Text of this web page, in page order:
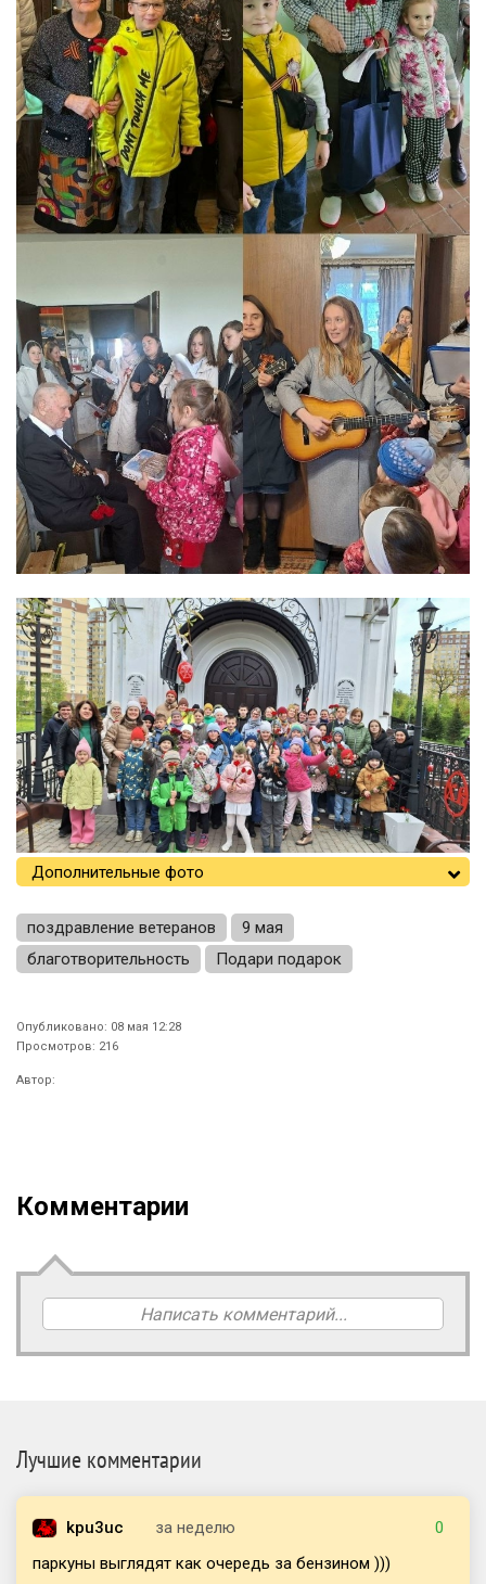
Дополнительные фото
поздравление ветеранов
9 мая
благотворительность
Подари подарок
Опубликовано: 08 мая 12:28
Просмотров: 216
Автор:
Комментарии
Написать комментарий...
Лучшие комментарии
kpu3uc за неделю
0
паркуны выглядят как очередь за бензином )))